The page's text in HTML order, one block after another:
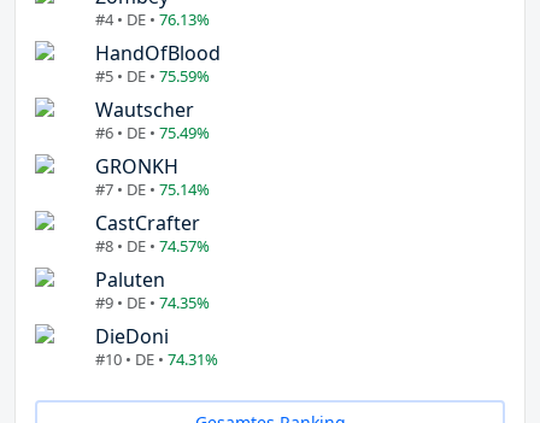
#4 • DE • 76.13%
HandOfBlood
#5 • DE • 75.59%
Wautscher
#6 • DE • 75.49%
GRONKH
#7 • DE • 75.14%
CastCrafter
#8 • DE • 74.57%
Paluten
#9 • DE • 74.35%
DieDoni
#10 • DE • 74.31%